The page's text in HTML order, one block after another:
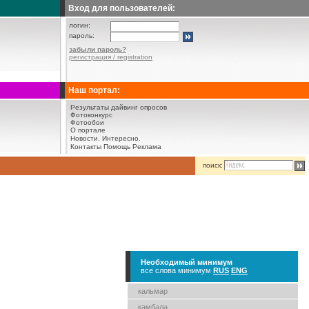
Вход для пользователей:
логин:
пароль:
забыли пароль?
регистрация / registration
Наш портал:
Результаты дайвинг опросов
Фотоконкурс
Фотообои
О портале
Новости.
Интересно.
Контакты Помощь Реклама
поиск:
Необходимый минимум
все слова минимум RUS ENG
кальмар
камбала